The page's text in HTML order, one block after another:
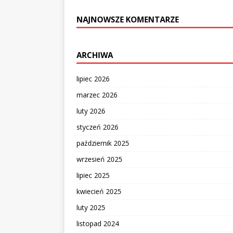
NAJNOWSZE KOMENTARZE
ARCHIWA
lipiec 2026
marzec 2026
luty 2026
styczeń 2026
październik 2025
wrzesień 2025
lipiec 2025
kwiecień 2025
luty 2025
listopad 2024